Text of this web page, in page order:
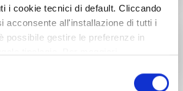
i cookie tecnici di default. Cliccando
acconsente all'installazione di tutti i
possibile gestire le preferenze in
TORRE DI LIBRI - XIX EDIZIONE
Cultura e Tradizione